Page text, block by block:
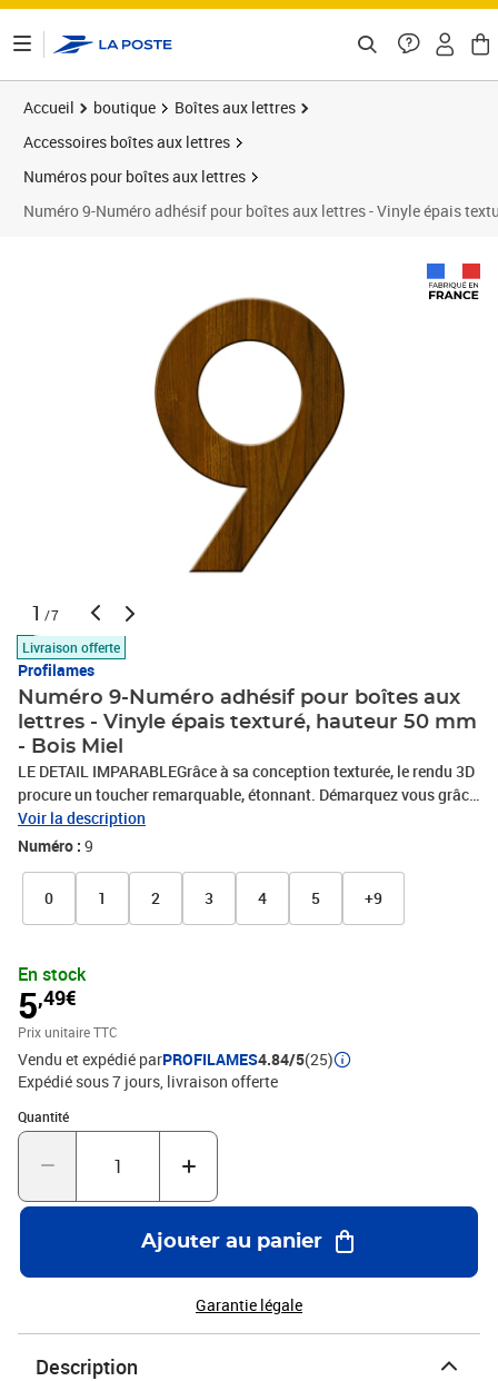
Accueil boutique
Boîtes aux lettres
Accessoires boîtes aux lettres
Numéros pour boîtes aux lettres
Numéro 9-Numéro adhésif pour boîtes aux lettres - Vinyle épais
1 /7
Livraison offerte
Profilames
Numéro 9-Numéro adhésif pour boîtes aux
lettres - Vinyle épais texturé, hauteur 50 mm
- Bois Miel
LE DETAIL IMPARABLEGrâce à sa conception texturée, le rendu 3D
procure un toucher remarquable, étonnant. Démarquez vous grâce
au détail, le petit PLUS indéniable.LA GARANTIE DU
RESULTATC'est un vinyle fort, épais, COSTAUD dont les micro
support devant être au préalable lisse, sec et dégraissé. Une bonne
préparation pour une pose au résultat IMPECCABLE et pérenne.
Voir la description
Numéro : 9
0 1 2 3 4 5 +9
En stock
5,49€
Prix unitaire TTC
Vendu et expédié parPROFILAMES4.84/5(25)
Expédié sous 7 jours livraison offerte
Quantité
Quantité : 1
Ajouter au panier
Garantie légale
Description